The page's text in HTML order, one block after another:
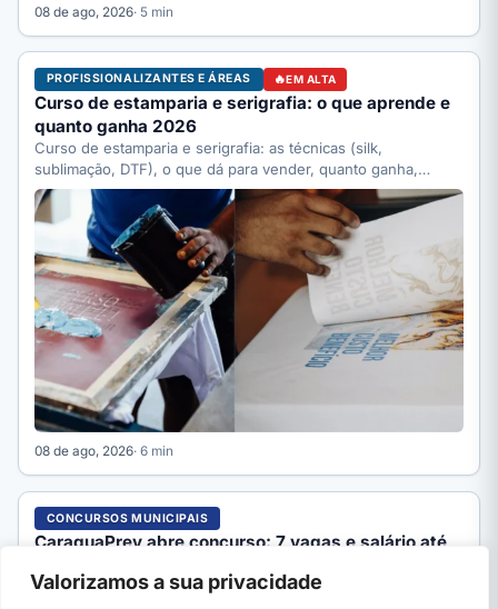
Valorizamos a sua privacidade
08 de ago, 2026· 5 min
PROFISSIONALIZANTES E ÁREAS EM ALTA
Curso de estamparia e serigrafia: o que aprende e
quanto ganha 2026
Curso de estamparia e serigrafia: as técnicas (silk,
sublimação, DTF), o que dá para vender, quanto ganha,
quanto…
08 de ago, 2026· 6 min
CONCURSOS MUNICIPAIS
CaraguaPrev abre concurso: 7 vagas e salário até
CaraguaPrev, de Caraguatatuba (SP), abre concurso público